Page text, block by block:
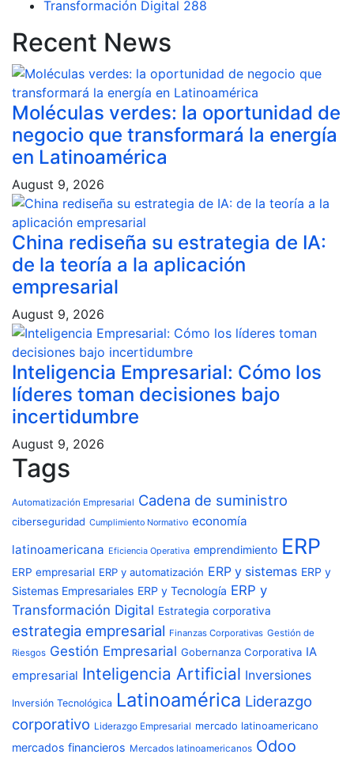
Transformación Digital 288
Recent News
Moléculas verdes: la oportunidad de
negocio que transformará la energía
en Latinoamérica
August 9, 2026
China rediseña su estrategia de IA:
de la teoría a la aplicación
empresarial
August 9, 2026
Inteligencia Empresarial: Cómo los
líderes toman decisiones bajo
incertidumbre
August 9, 2026
Tags
Automatización Empresarial Cadena de suministro
ciberseguridad Cumplimiento Normativo economía
latinoamericana Eficiencia Operativa emprendimiento ERP
ERP empresarial ERP y automatización ERP y sistemas ERP y
Sistemas Empresariales ERP y Tecnología ERP y
Transformación Digital Estrategia corporativa
estrategia empresarial Finanzas Corporativas Gestión de
Riesgos Gestión Empresarial Gobernanza Corporativa IA
empresarial Inteligencia Artificial Inversiones
Inversión Tecnológica Latinoamérica Liderazgo
corporativo Liderazgo Empresarial mercado latinoamericano
mercados financieros Mercados latinoamericanos Odoo